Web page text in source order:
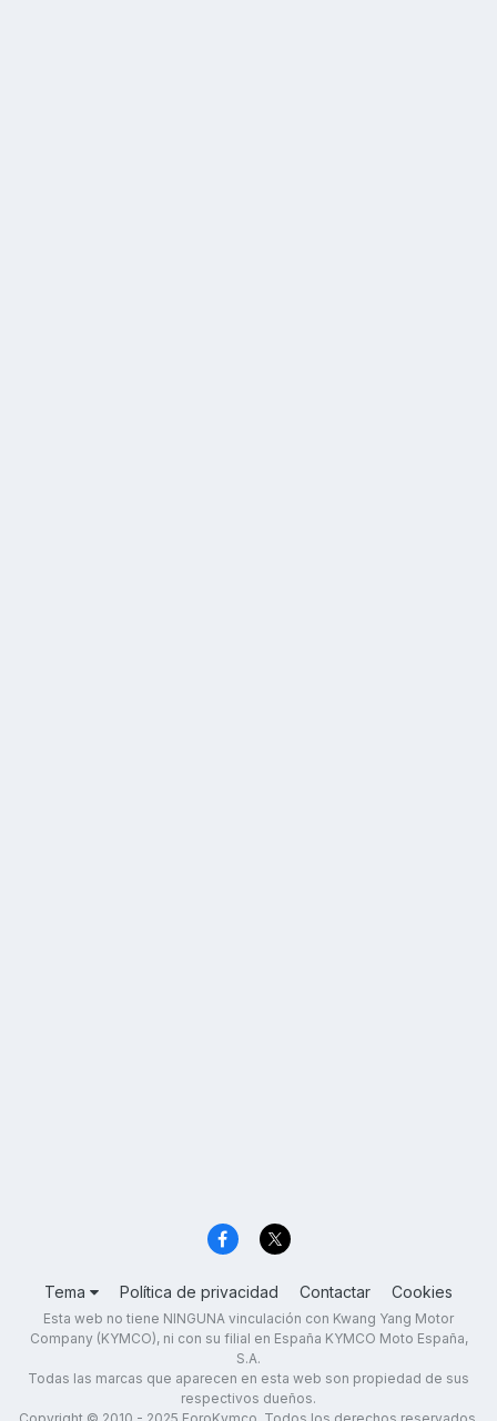
Tema Política de privacidad Contactar Cookies
Esta web no tiene NINGUNA vinculación con Kwang Yang Motor
Company (KYMCO), ni con su filial en España KYMCO Moto España,
S.A.
Todas las marcas que aparecen en esta web son propiedad de sus
respectivos dueños.